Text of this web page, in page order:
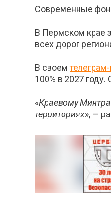
Современные
В Пермском крае
всех дорог
В своем
100% в 2027
«Краевому
территориях», —